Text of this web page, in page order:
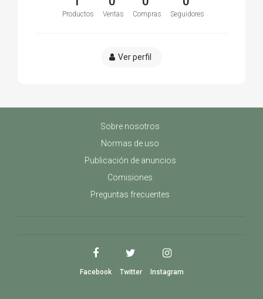
Productos Ventas Compras Seguidores
Ver perfil
Sobre nosotros
Normas de uso
Publicación de anuncios
Comisiones
Preguntas frecuentes
Facebook Twitter Instagram